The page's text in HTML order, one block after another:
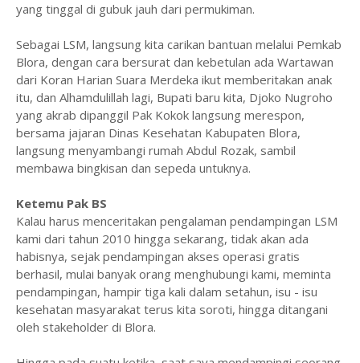
yang tinggal di gubuk jauh dari permukiman.
Sebagai LSM, langsung kita carikan bantuan melalui Pemkab
Blora, dengan cara bersurat dan kebetulan ada Wartawan
dari Koran Harian Suara Merdeka ikut memberitakan anak
itu, dan Alhamdulillah lagi, Bupati baru kita, Djoko Nugroho
yang akrab dipanggil Pak Kokok langsung merespon,
bersama jajaran Dinas Kesehatan Kabupaten Blora,
langsung menyambangi rumah Abdul Rozak, sambil
membawa bingkisan dan sepeda untuknya.
Ketemu Pak BS
Kalau harus menceritakan pengalaman pendampingan LSM
kami dari tahun 2010 hingga sekarang, tidak akan ada
habisnya, sejak pendampingan akses operasi gratis
berhasil, mulai banyak orang menghubungi kami, meminta
pendampingan, hampir tiga kali dalam setahun, isu - isu
kesehatan masyarakat terus kita soroti, hingga ditangani
oleh stakeholder di Blora.